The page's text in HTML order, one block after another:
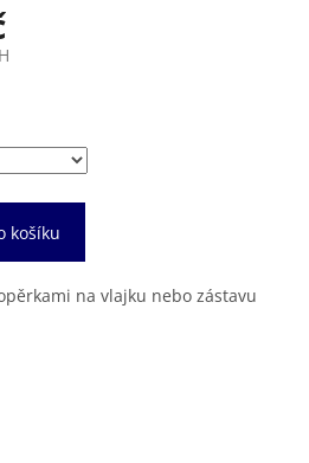
košíku
na vlajku nebo zástavu